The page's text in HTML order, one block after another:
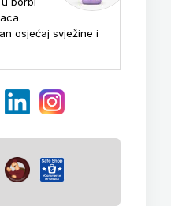
osjećaj svježine i